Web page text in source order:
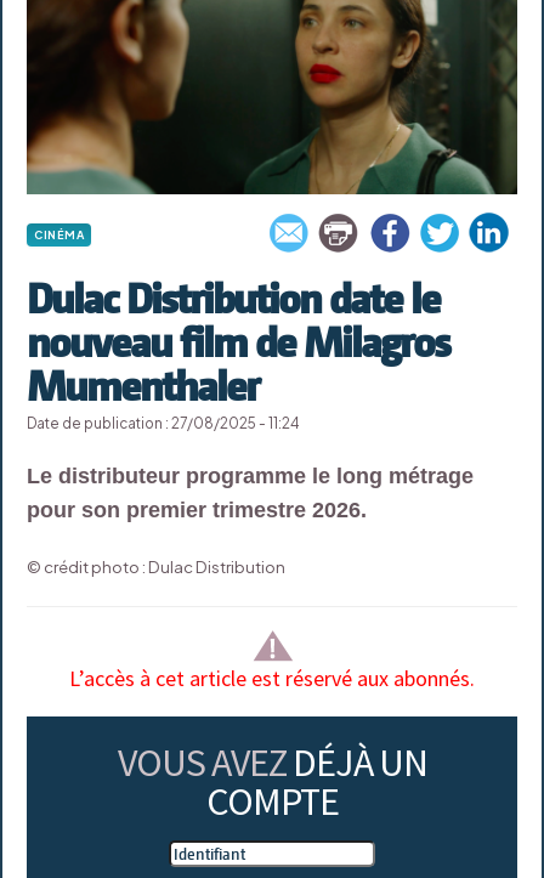
CINÉMA
Dulac Distribution date le
nouveau film de Milagros
Mumenthaler
Date de publication : 27/08/2025 - 11:24
Le distributeur programme le long métrage
pour son premier trimestre 2026.
© crédit photo : Dulac Distribution
L’accès à cet article est réservé aux abonnés.
VOUS AVEZ DÉJÀ UN
COMPTE